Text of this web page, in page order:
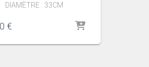
DIAMÈTRE : 33CM
€